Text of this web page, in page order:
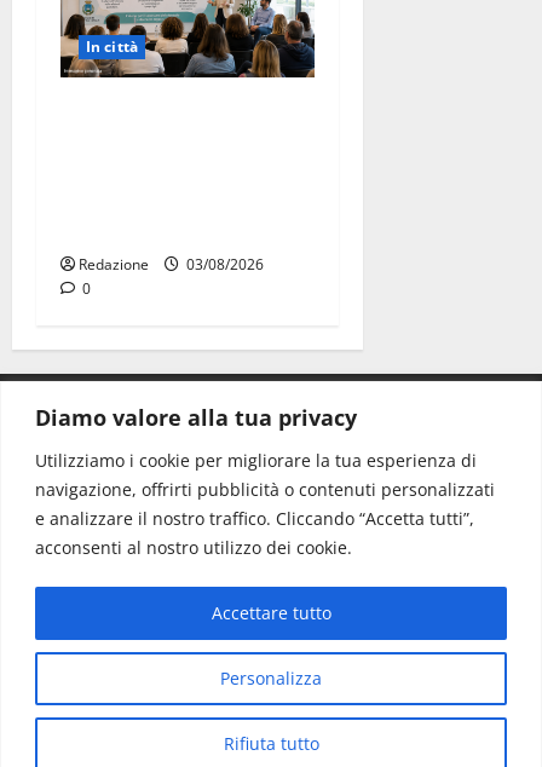
Diamo valore alla tua privacy
Utilizziamo i cookie per migliorare la tua esperienza di
navigazione, offrirti pubblicità o contenuti personalizzati
e analizzare il nostro traffico. Cliccando “Accetta tutti”,
acconsenti al nostro utilizzo dei cookie.
Personalizza
Rifiuta tutto
Accettare tutto
In città
Redazione
03/08/2026
0
Redazione: redazione@www.martinasera.it
Direttore:direttore@www.martinasera.it
Info & Commerciale:info@www.martinasera.it
Home News Vivere la città EVENTI
Salute
Il Blog del Direttore
Copyright © All rights reserved.